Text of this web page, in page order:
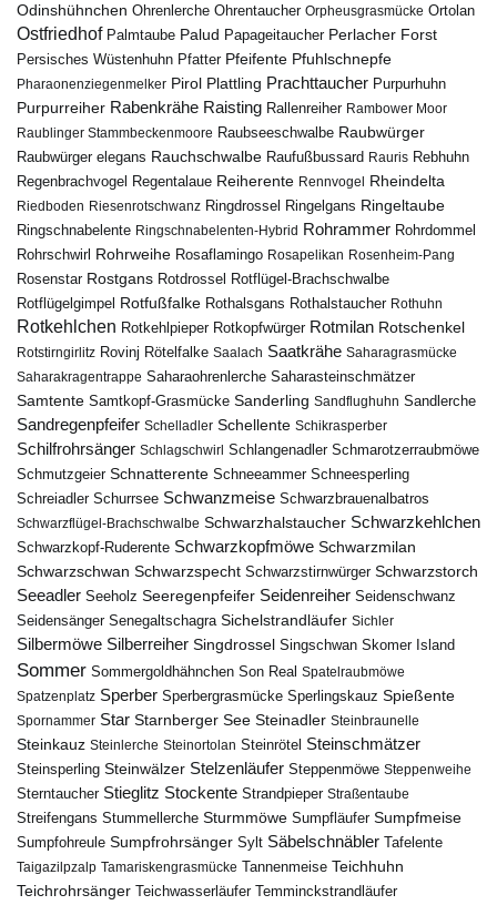
Odinshühnchen Ohrenlerche Ohrentaucher Orpheusgrasmücke Ortolan
Ostfriedhof Palmtaube Palud Papageitaucher Perlacher Forst
Persisches Wüstenhuhn Pfatter Pfeifente Pfuhlschnepfe
Pharaonenziegenmelker Pirol Plattling Prachttaucher Purpurhuhn
Purpurreiher Rabenkrähe Raisting Rallenreiher Rambower Moor
Raublinger Stammbeckenmoore Raubseeschwalbe Raubwürger
Raubwürger elegans Rauchschwalbe Raufußbussard Rauris Rebhuhn
Regenbrachvogel Regentalaue Reiherente Rennvogel Rheindelta
Riedboden Riesenrotschwanz Ringdrossel Ringelgans Ringeltaube
Ringschnabelente Ringschnabelenten-Hybrid Rohrammer Rohrdommel
Rohrschwirl Rohrweihe Rosaflamingo Rosapelikan Rosenheim-Pang
Rosenstar Rostgans Rotdrossel
Rotflügel-Brachschwalbe
Rotflügelgimpel Rotfußfalke Rothalsgans Rothalstaucher Rothuhn
Rotkehlchen Rotkehlpieper Rotkopfwürger Rotmilan Rotschenkel
Rotstirngirlitz Rovinj Rötelfalke Saalach Saatkrähe Saharagrasmücke
Saharakragentrappe Saharaohrenlerche Saharasteinschmätzer
Samtente Samtkopf-Grasmücke Sanderling Sandflughuhn Sandlerche
Sandregenpfeifer Schelladler Schellente Schikrasperber
Schilfrohrsänger Schlagschwirl Schlangenadler Schmarotzerraubmöwe
Schmutzgeier Schnatterente Schneeammer Schneesperling
Schreiadler Schurrsee Schwanzmeise Schwarzbrauenalbatros
Schwarzflügel-Brachschwalbe Schwarzhalstaucher Schwarzkehlchen
Schwarzkopf-Ruderente Schwarzkopfmöwe Schwarzmilan
Schwarzschwan Schwarzspecht Schwarzstirnwürger Schwarzstorch
Seeadler Seeholz Seeregenpfeifer Seidenreiher Seidenschwanz
Seidensänger Senegaltschagra Sichelstrandläufer Sichler
Silbermöwe Silberreiher Singdrossel Singschwan Skomer Island
Sommer Sommergoldhähnchen Son Real Spatelraubmöwe
Spatzenplatz Sperber Sperbergrasmücke Sperlingskauz Spießente
Spornammer Star Starnberger See Steinadler Steinbraunelle
Steinkauz Steinlerche Steinortolan Steinrötel Steinschmätzer
Steinsperling Steinwälzer Stelzenläufer Steppenmöwe Steppenweihe
Sterntaucher Stieglitz Stockente Strandpieper Straßentaube
Streifengans Stummellerche Sturmmöwe Sumpfläufer Sumpfmeise
Sumpfohreule Sumpfrohrsänger Sylt Säbelschnäbler Tafelente
Taigazilpzalp Tamariskengrasmücke Tannenmeise Teichhuhn
Teichrohrsänger Teichwasserläufer Temminckstrandläufer